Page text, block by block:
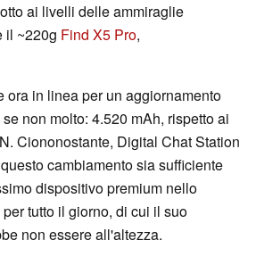
ai livelli delle ammiraglie
il ~220g Find X5 Pro,
ora in linea per un aggiornamento
non molto: 4.520 mAh, rispetto ai
Ciononostante, Digital Chat Station
cambiamento sia sufficiente
dispositivo premium nello
tutto il giorno, di cui il suo
non essere all'altezza.